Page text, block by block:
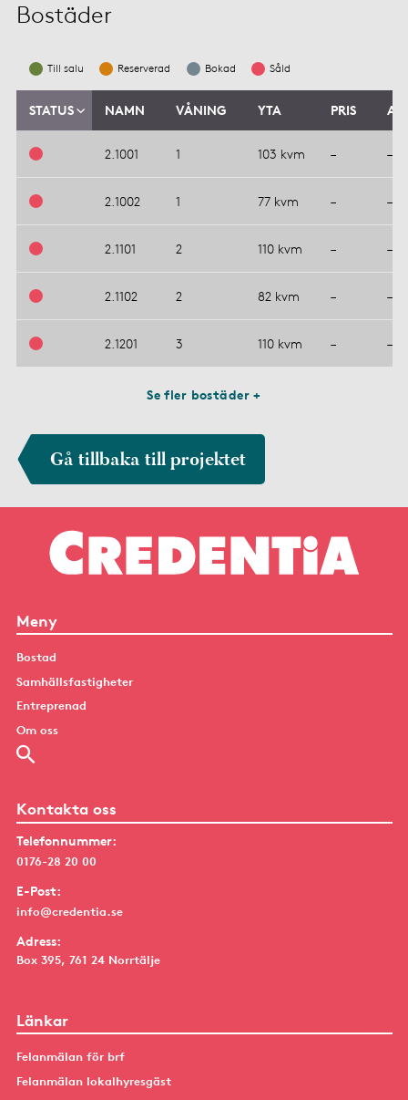
Bostäder
Till salu Reserverad Bokad Såld
STATUS NAMN VÅNING YTA PRIS
2.1001 1 103 kvm – –
2.1002 1 77 kvm – –
2.1101 2 110 kvm – –
2.1102 2 82 kvm – –
2.1201 3 110 kvm – –
Se fler bostäder +
Gå tillbaka till projektet
Meny
Bostad
Samhällsfastigheter
Entreprenad
Om oss
Kontakta oss
Telefonnummer:
0176-28 20 00
E-Post:
info@credentia.se
Adress:
Box 395, 761 24 Norrtälje
Länkar
Felanmälan för brf
Felanmälan lokalhyresgäst